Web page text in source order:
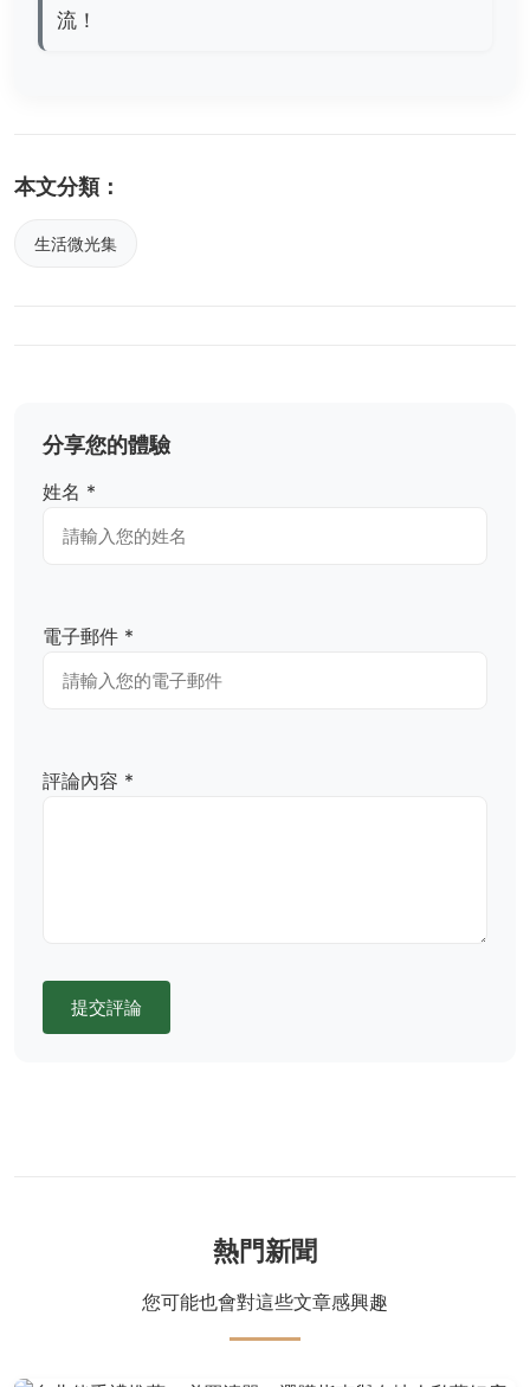
流！
本文分類：
生活微光集
分享您的體驗
姓名 *
電子郵件 *
評論內容 *
提交評論
熱門新聞
您可能也會對這些文章感興趣